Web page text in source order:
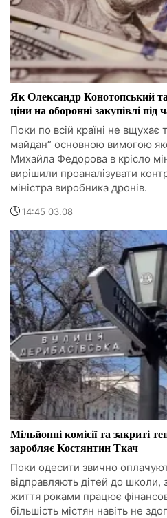
Як Олександр Конотопський
ціни на оборонні закупівлі під
Поки по всій країні не вщухає
майдан” основною вимогою
Михайла Федорова в крісло
вирішили проаналізувати
міністра виробника дронів.
14:45 03.08
Мільйонні комісії та закриті
заробляє Костянтин Ткач
Поки одесити звично
відправляють дітей до школи,
життя роками працює
більшість містян навіть не